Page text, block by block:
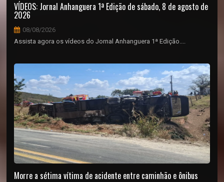
VÍDEOS: Jornal Anhanguera 1ª Edição de sábado, 8 de agosto de
2026
08/08/2026
Assista agora os vídeos do Jornal Anhanguera 1ª Edição....
Morre a sétima vítima de acidente entre caminhão e ônibus